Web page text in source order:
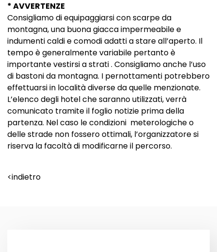
* AVVERTENZE
Consigliamo di equipaggiarsi con scarpe da
montagna, una buona giacca impermeabile e
indumenti caldi e comodi adatti a stare all’aperto. Il
tempo è generalmente variabile pertanto è
importante vestirsi a strati . Consigliamo anche l’uso
di bastoni da montagna. I pernottamenti potrebbero
effettuarsi in località diverse da quelle menzionate.
L’elenco degli hotel che saranno utilizzati, verrà
comunicato tramite il foglio notizie prima della
partenza. Nel caso le condizioni meterologiche o
delle strade non fossero ottimali, l’organizzatore si
riserva la facoltà di modificarne il percorso.
<indietro